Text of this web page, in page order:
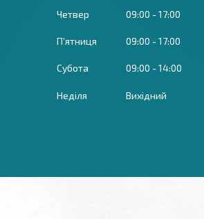
Четвер 09:00 17:00
Пʼятниця 09:00 17:00
Субота 09:00 14:00
Неділя Вихідний